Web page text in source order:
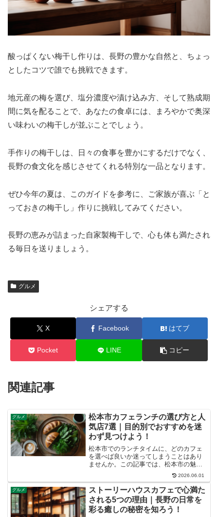
酸っぱくない梅干し作りは、長野の豊かな自然と、ちょっ
としたコツで誰でも挑戦できます。
地元産の梅を選び、塩分濃度や漬け込み方、そして熟成期
間に気を配ることで、あなたの食卓には、まろやかで奥深
い味わいの梅干しが並ぶことでしょう。
手作りの梅干しは、日々の食事を豊かにするだけでなく、
長野の食文化を感じさせてくれる特別な一品となります。
ぜひ今年の夏は、このガイドを参考に、ご家族が喜ぶ「と
っておきの梅干し」作りに挑戦してみてください。
長野の恵みが詰まった自家製梅干しで、心も体も満たされ
る毎日を送りましょう。
グルメ
シェアする
X Facebook はてブ
Pocket LINE コピー
関連記事
グルメ
松本市カフェランチの選び方と人
気店7選｜目的別でおすすめを迷
わず見つけよう！
松本市でのランチタイムに、どのカフェ
を選べば良いか迷ってしまうことはあり
ませんか。この記事では、松本市の魅力
あふれるカフェの中から、あなたの目的
や気分にぴったりの一軒を見つけるため
のヒントと、おすすめの選び方をプロの
視点からご紹介します。読...
2026.06.01
グルメ
ストーリーハウスカフェで心満た
される5つの理由｜長野の日常を
彩る癒しの秘密を知ろう！